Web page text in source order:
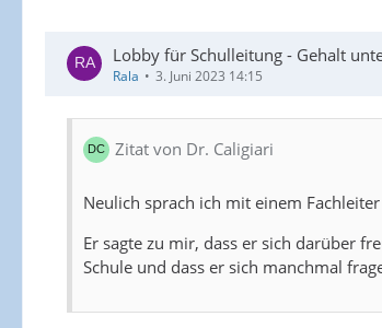
Lobby für Schulleitung - Gehalt
Rala 3. Juni 2023 14:15
Zitat von Dr. Caligiari
Neulich sprach ich mit einem
Er sagte zu mir, dass er sich darüber
Schule und dass er sich manchmal